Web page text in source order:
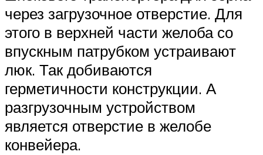
через загрузочное отверстие. Для
этого в верхней части желоба со
впускным патрубком устраивают
люк. Так добиваются
герметичности конструкции. А
разгрузочным устройством
является отверстие в желобе
конвейера.